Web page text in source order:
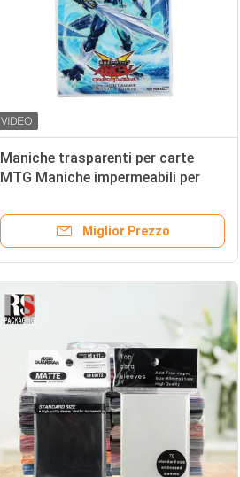
Maniche trasparenti per carte
MTG Maniche impermeabili per
Miglior Prezzo